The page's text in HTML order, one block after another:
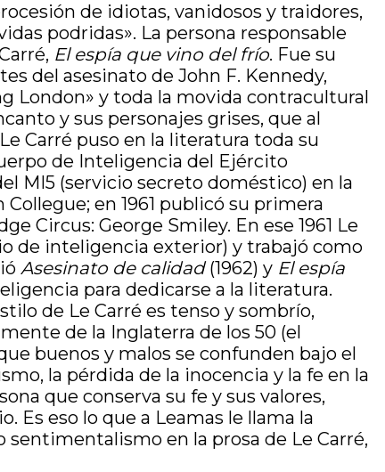
de idiotas, vanidosos y traidores,
podridas». La persona responsable
El espía que vino del frío. Fue su
del asesinato de John F. Kennedy,
London» y toda la movida contracultural
y sus personajes grises, que al
Carré puso en la literatura toda su
de Inteligencia del Ejército
MI5 (servicio secreto doméstico) en la
en 1961 publicó su primera
Circus: George Smiley. En ese 1961 Le
de inteligencia exterior) y trabajó como
Asesinato de calidad(1962) y El espía
para dedicarse a la literatura.
de Le Carré es tenso y sombrío,
de la Inglaterra de los 50 (el
buenos y malos se confunden bajo el
la pérdida de la inocencia y la fe en la
que conserva su fe y sus valores,
Es eso lo que a Leamas le llama la
en la prosa de Le Carré,